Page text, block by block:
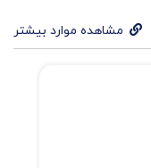
مشاهده موارد بیشتر